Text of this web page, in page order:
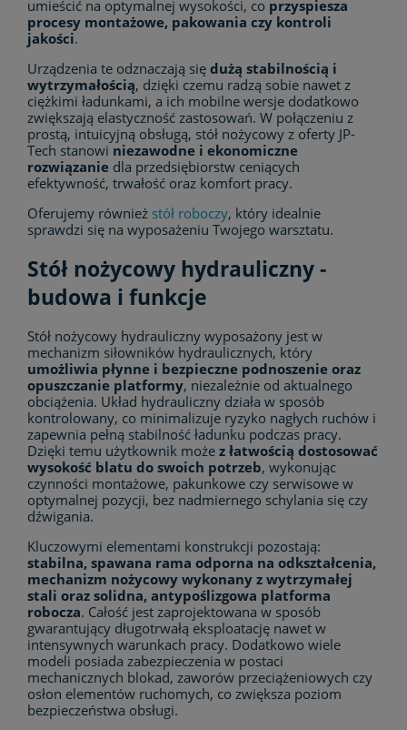
umieścić na optymalnej wysokości, co przyspiesza
procesy montażowe, pakowania czy kontroli
jakości.
Urządzenia te odznaczają się dużą stabilnością i
wytrzymałością, dzięki czemu radzą sobie nawet z
ciężkimi ładunkami, a ich mobilne wersje dodatkowo
zwiększają elastyczność zastosowań. W połączeniu z
prostą, intuicyjną obsługą, stół nożycowy z oferty JP-
Tech stanowi niezawodne i ekonomiczne
rozwiązanie dla przedsiębiorstw ceniących
efektywność, trwałość oraz komfort pracy.
Oferujemy również stół roboczy, który idealnie
sprawdzi się na wyposażeniu Twojego warsztatu.
Stół nożycowy hydrauliczny -
budowa i funkcje
Stół nożycowy hydrauliczny wyposażony jest w
mechanizm siłowników hydraulicznych, który
umożliwia płynne i bezpieczne podnoszenie oraz
opuszczanie platformy, niezależnie od aktualnego
obciążenia. Układ hydrauliczny działa w sposób
kontrolowany, co minimalizuje ryzyko nagłych ruchów i
zapewnia pełną stabilność ładunku podczas pracy.
Dzięki temu użytkownik może z łatwością dostosować
wysokość blatu do swoich potrzeb, wykonując
czynności montażowe, pakunkowe czy serwisowe w
optymalnej pozycji, bez nadmiernego schylania się czy
dźwigania.
Kluczowymi elementami konstrukcji pozostają:
stabilna, spawana rama odporna na odkształcenia,
mechanizm nożycowy wykonany z wytrzymałej
stali oraz solidna, antypoślizgowa platforma
robocza. Całość jest zaprojektowana w sposób
gwarantujący długotrwałą eksploatację nawet w
intensywnych warunkach pracy. Dodatkowo wiele
modeli posiada zabezpieczenia w postaci
mechanicznych blokad, zaworów przeciążeniowych czy
osłon elementów ruchomych, co zwiększa poziom
bezpieczeństwa obsługi.